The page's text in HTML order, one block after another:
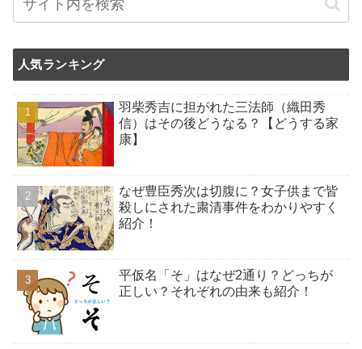
人気ランキング
羽柴秀吉に担がれた三法師（織田秀
信）はその後どうなる？【どうする家
康】
なぜ豊臣秀次は切腹に？女子供まで皆
殺しにされた粛清事件をわかりやすく
紹介！
平仮名「そ」はなぜ2通り？どっちが
正しい？それぞれの由来も紹介！